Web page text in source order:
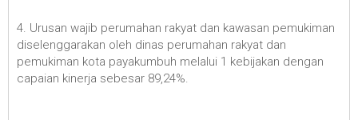
4. Urusan wajib perumahan rakyat dan kawasan pemukiman
diselenggarakan oleh dinas perumahan rakyat dan
pemukiman kota payakumbuh melalui 1 kebijakan dengan
capaian kinerja sebesar 89,24%.